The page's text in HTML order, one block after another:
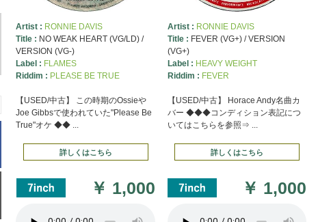
Artist : RONNIE DAVIS
Title : NO WEAK HEART (VG/LD) /
VERSION (VG-)
Label : FLAMES
Riddim : PLEASE BE TRUE
【USED/中古】 この時期のOssieや
Joe Gibbsで使われていた"Please Be
True"オケ ◆◆ ...
詳しくはこちら
￥ 1,000
Artist : RONNIE DAVIS
Title : FEVER (VG+) / VERSION
(VG+)
Label : HEAVY WEIGHT
Riddim : FEVER
【USED/中古】 Horace Andy名曲カ
バー ◆◆◆コンディション表記につ
いてはこちらを参照⇒ ...
詳しくはこちら
￥ 1,000